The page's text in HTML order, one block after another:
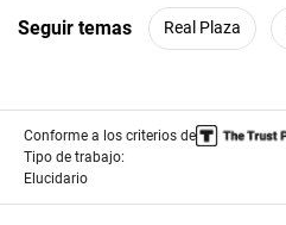
Seguir temas Real Plaza
Conforme a los criterios de
Tipo de trabajo:
Elucidario